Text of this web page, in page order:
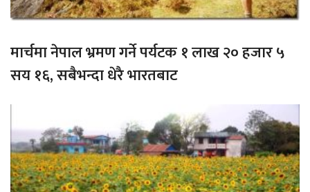
मार्चमा नेपाल भ्रमण गर्ने पर्यटक १ लाख २० हजार ५
सय १६, सबैभन्दा धेरै भारतबाट